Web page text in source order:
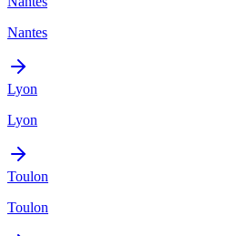
Nantes
Lyon
Lyon
Toulon
Toulon